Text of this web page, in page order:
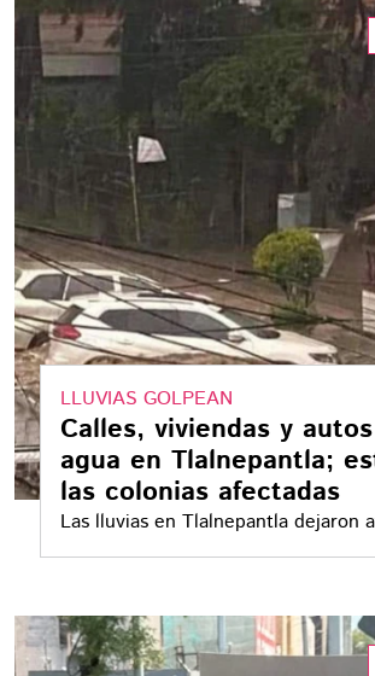
LLUVIAS GOLPEAN
Calles, viviendas y
agua en Tlalnepantla;
las colonias afectadas
Las lluvias en Tlalnepantla dejaron
en viviendas, vehículos y
Ixtacala, Paseos de Ferrocarril, San
Juan Ixhuatepec y puntos de